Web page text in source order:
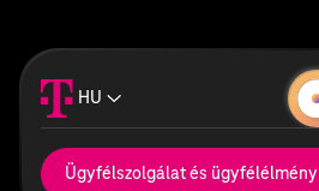
HU
Ügyfélszolgálat és ügyfélélmény